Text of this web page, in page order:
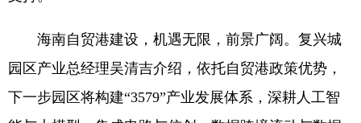
海南自贸港建设，机遇无限，前景广阔。复兴城
园区产业总经理吴清吉介绍，依托自贸港政策优势，
下一步园区将构建“3579”产业发展体系，深耕人工智